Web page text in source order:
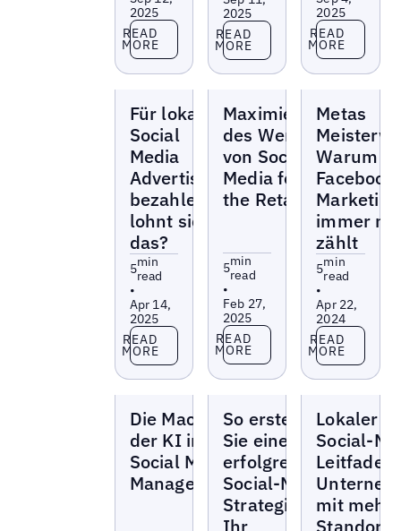
2025
Read more
READ
MORE
2025
Read more
READ
MORE
2025
Read more
READ
MORE
Für lokales
Social
Media
Advertising
bezahlen –
lohnt sich
das?
5min
read
•
Apr 14,
2025
Read more
READ
MORE
Maximierung
des Werts
von Social
Media for
the Retail
5min
read
•
Feb 27,
2025
Read more
READ
MORE
Metas
Warum
Marketing
immer
zählt
5min
read
•
Apr 22,
2024
Read more
READ
MORE
Die Macht
der KI im
Social Media
Management
So erstellen
Sie eine
erfolgreiche
Social-Media-
Strategie für
Ihr
Lokaler
Social-
Leitfaden
mit